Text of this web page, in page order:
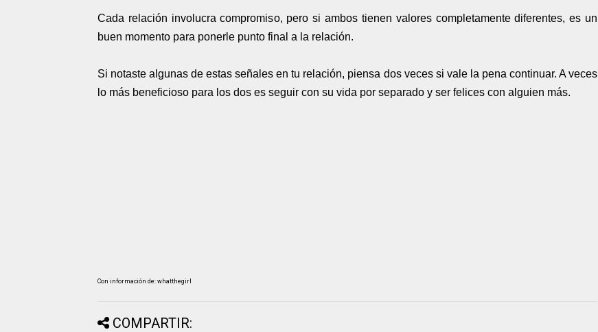
Cada relación involucra compromiso, pero si ambos tienen valores completamente diferentes, es un
buen momento para ponerle punto final a la relación.
Si notaste algunas de estas señales en tu relación, piensa dos veces si vale la pena continuar. A veces
lo más beneficioso para los dos es seguir con su vida por separado y ser felices con alguien más.
Con información de: whatthegirl
COMPARTIR: